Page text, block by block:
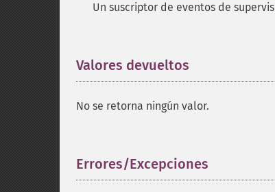
Un suscriptor de eventos de
Valores devueltos
No se retorna ningún valor.
Errores/Excepciones